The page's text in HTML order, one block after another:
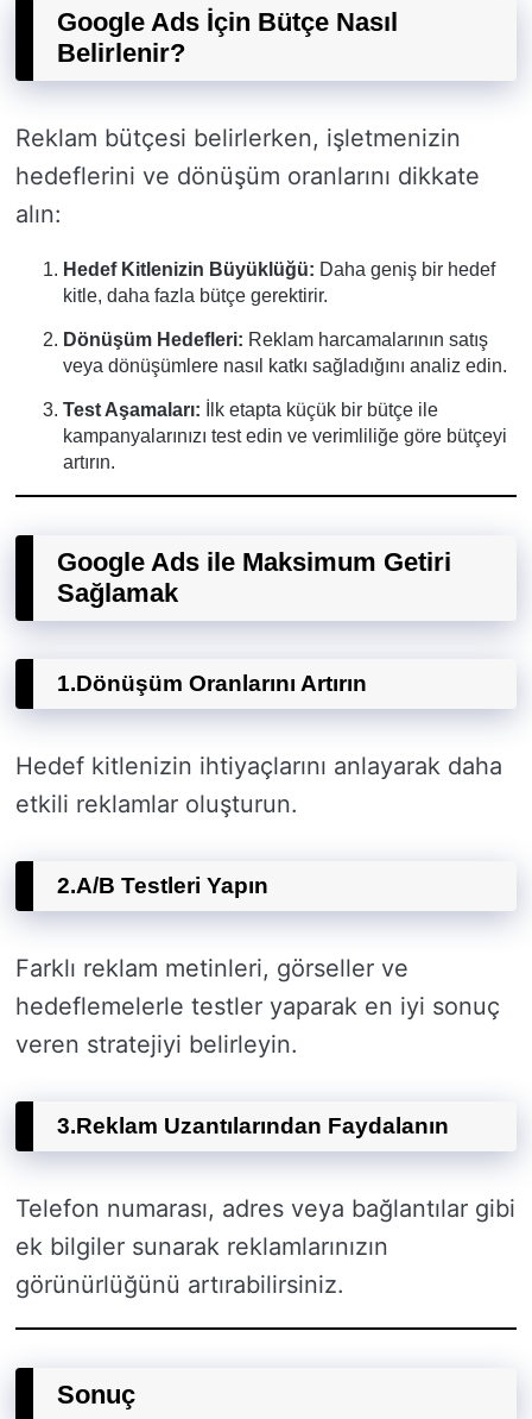
Google Ads İçin Bütçe Nasıl
Belirlenir?
Reklam bütçesi belirlerken, işletmenizin
hedeflerini ve dönüşüm oranlarını dikkate
alın:
Hedef Kitlenizin Büyüklüğü: Daha geniş bir hedef
kitle, daha fazla bütçe gerektirir.
Dönüşüm Hedefleri: Reklam harcamalarının satış
veya dönüşümlere nasıl katkı sağladığını analiz edin.
Test Aşamaları: İlk etapta küçük bir bütçe ile
kampanyalarınızı test edin ve verimliliğe göre bütçeyi
artırın.
Google Ads ile Maksimum Getiri
Sağlamak
1.Dönüşüm Oranlarını Artırın
Hedef kitlenizin ihtiyaçlarını anlayarak daha
etkili reklamlar oluşturun.
2.A/B Testleri Yapın
Farklı reklam metinleri, görseller ve
hedeflemelerle testler yaparak en iyi sonuç
veren stratejiyi belirleyin.
3.Reklam Uzantılarından Faydalanın
Telefon numarası, adres veya bağlantılar gibi
ek bilgiler sunarak reklamlarınızın
görünürlüğünü artırabilirsiniz.
Sonuç